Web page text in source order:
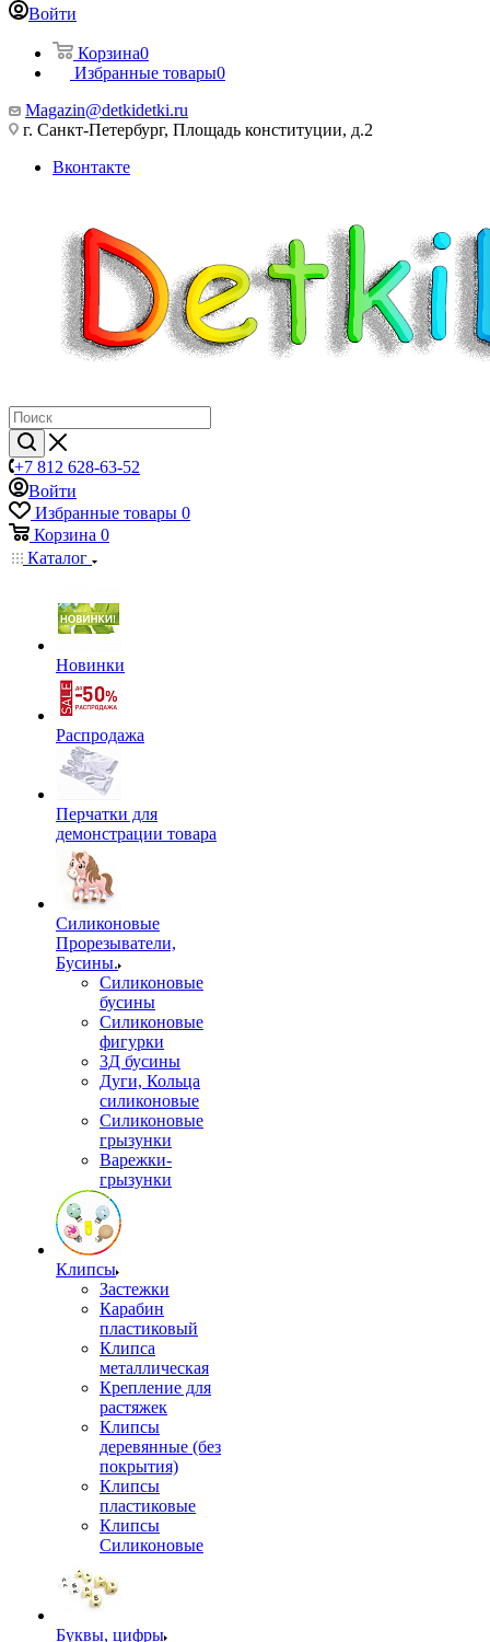
Войти
Корзина0
Избранные товары0
Magazin@detkidetki.ru
г. Санкт-Петербург, Площадь конституции, д.2
Вконтакте
+7 812 628-63-52
Войти
Избранные товары 0
Корзина 0
Каталог
Новинки
Распродажа
Перчатки для
демонстрации товара
Силиконовые
Прорезыватели,
Бусины.
Силиконовые
бусины
Силиконовые
фигурки
3Д бусины
Дуги, Кольца
силиконовые
Силиконовые
грызунки
Варежки-
грызунки
Клипсы
Застежки
Карабин
пластиковый
Клипса
металлическая
Крепление для
растяжек
Клипсы
деревянные (без
покрытия)
Клипсы
пластиковые
Клипсы
Силиконовые
Буквы, цифры